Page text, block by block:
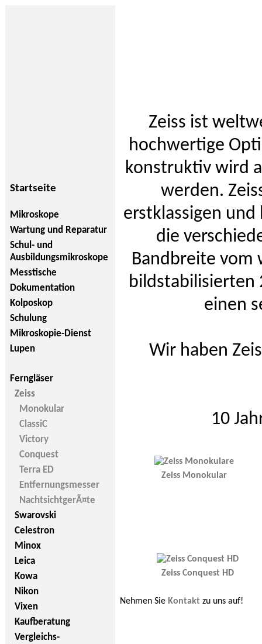
Startseite
Mikroskope
Wartung und Reparatur
Schul- und
Ausbildungsmikroskope
Messtische
Dokumentation
Kolposkop
Schulung
Mikroskopie-Dienst
Lupen
Ferngläser
Zeiss
Monokular
ClassiC
Victory
Conquest
Terra ED
Entfernungsmesser
NachtsichtgerÃ¤te
Swarovski
Celestron
Minox
Leica
Kowa
Nikon
Vixen
Kaufberatung
Vergleichs-
Zeiss ist
hochwertige
konstruktiv wird
werden.
erstklassigen
die
Bandbreite vom
bildstabilisierten
einen
Wir haben
10
Zeiss Monokular
Zeiss Conquest HD
Nehmen Sie Kontakt zu uns auf!